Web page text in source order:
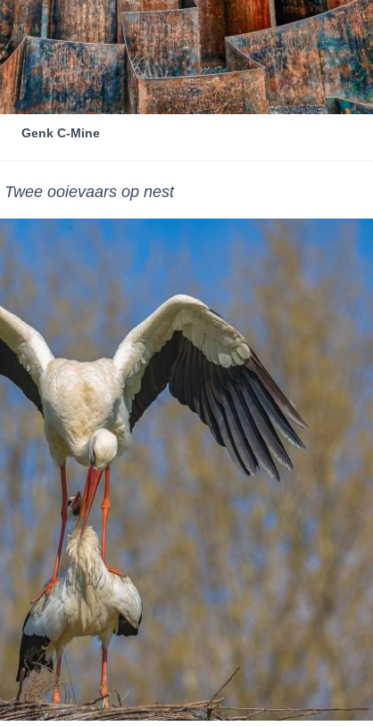
Genk C-Mine
Twee ooievaars op nest